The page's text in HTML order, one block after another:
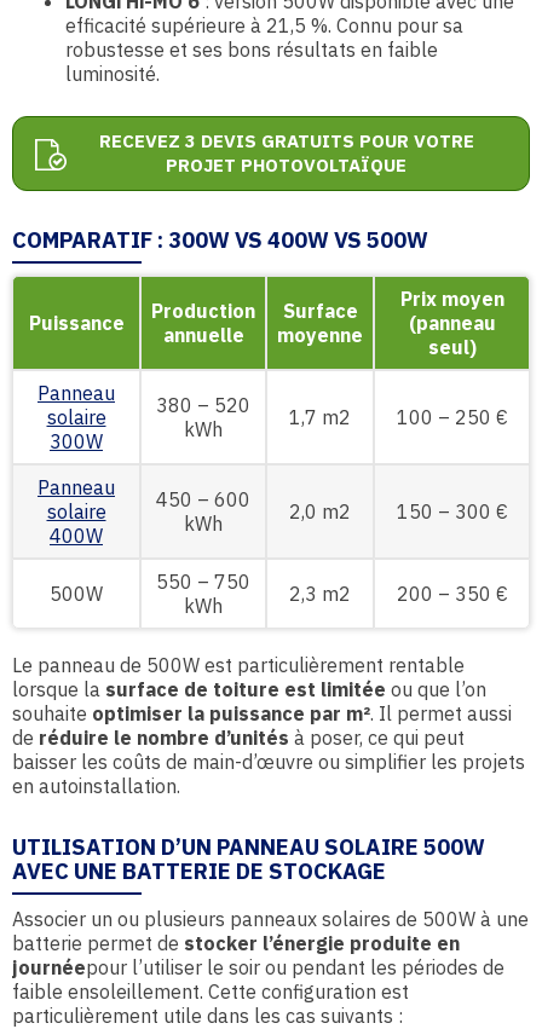
efficacité supérieure à 21,5 %. Connu pour sa
robustesse et ses bons résultats en faible
luminosité.
RECEVEZ 3 DEVIS GRATUITS POUR VOTRE
PROJET PHOTOVOLTAÏQUE
COMPARATIF : 300W VS 400W VS 500W
Puissance
Production
annuelle
Surface
moyenne
Prix moyen
(panneau
seul)
Panneau
solaire
300W
380 – 520
kWh
1,7 m2 100 – 250 €
Panneau
solaire
400W
450 – 600
kWh
2,0 m2 150 – 300 €
500W
550 – 750
kWh
2,3 m2 200 – 350 €
Le panneau de 500W est particulièrement rentable
lorsque la surface de toiture est limitée ou que l’on
souhaite optimiser la puissance par m². Il permet aussi
de réduire le nombre d’unités à poser, ce qui peut
baisser les coûts de main-d’œuvre ou simplifier les projets
en autoinstallation.
UTILISATION D’UN PANNEAU SOLAIRE 500W
AVEC UNE BATTERIE DE STOCKAGE
Associer un ou plusieurs panneaux solaires de 500W à une
batterie permet de stocker l’énergie produite en
journéepour l’utiliser le soir ou pendant les périodes de
faible ensoleillement. Cette configuration est
particulièrement utile dans les cas suivants :